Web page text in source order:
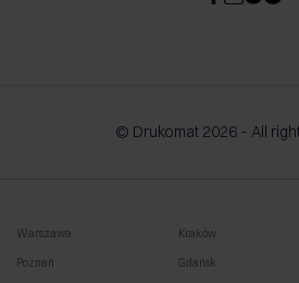
© Drukomat 2026 – All
Warszawa Kraków
Poznań Gdańsk